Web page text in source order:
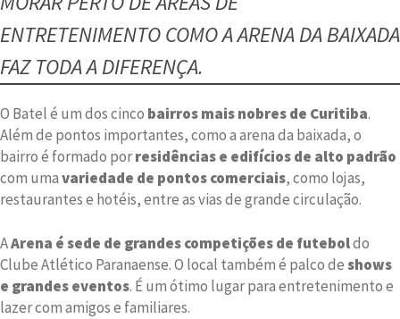
ENTRETENIMENTO COMO A ARENA DA BAIXADA
FAZ TODA A DIFERENÇA.
O Batel é um dos cinco bairros mais nobres de Curitiba.
Além de pontos importantes, como a arena da baixada, o
bairro é formado porresidências e edifícios de alto padrão
com umavariedade de pontos comerciais, como lojas,
restaurantes e hotéis, entre as vias de grande circulação.
AArena é sede de grandes competições de futeboldo
Clube Atlético Paranaense. O local também é palco deshows
e grandes eventos. É um ótimo lugar para entretenimento e
lazer com amigos e familiares.